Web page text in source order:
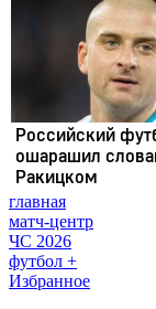
главная
матч-центр
ЧС 2026
футбол +
Избранное